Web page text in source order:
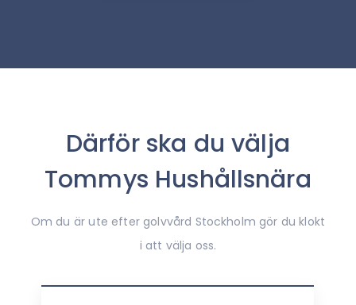
Därför ska du välja
Tommys Hushållsnära
Om du är ute efter golvvård Stockholm gör du klokt
i att välja oss.